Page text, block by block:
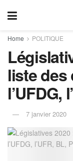
Home POLITIQUE
liste des
l’UFDG,
7 janvier 2020